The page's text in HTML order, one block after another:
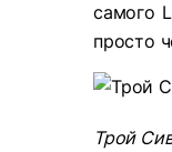
самого
просто
Трой